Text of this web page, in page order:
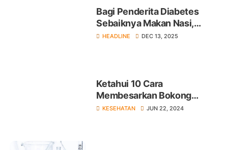
Bagi Penderita Diabetes
Sebaiknya Makan Nasi,
Kentang, atau Jagung?
HEADLINE DEC 13, 2025
Ketahui 10 Cara
Membesarkan Bokong
secara Alami Olahraga
KESEHATAN JUN 22, 2024